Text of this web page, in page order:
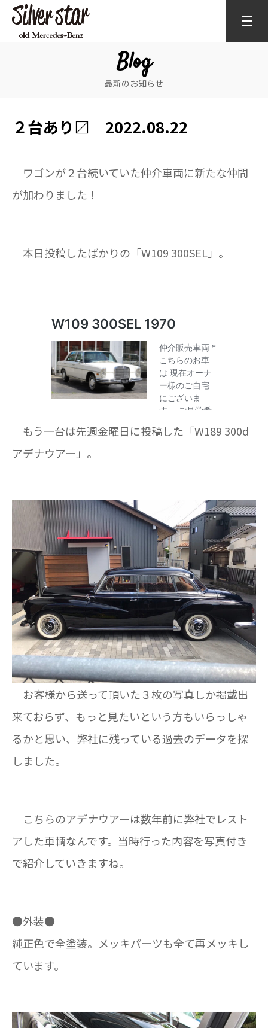
Blog
最新のお知らせ
２台あり〼 2022.08.22
ワゴンが２台続いていた仲介車両に新たな仲間
が加わりました！
本日投稿したばかりの「W109 300SEL」。
もう一台は先週金曜日に投稿した「W189 300d
アデナウアー」。
お客様から送って頂いた３枚の写真しか掲載出
来ておらず、もっと見たいという方もいらっしゃ
るかと思い、弊社に残っている過去のデータを探
しました。
こちらのアデナウアーは数年前に弊社でレスト
アした車輌なんです。当時行った内容を写真付き
で紹介していきますね。
●外装●
純正色で全塗装。メッキパーツも全て再メッキし
ています。